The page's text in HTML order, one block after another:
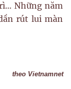
Những năm
rút lui màn
theo Vietnamnet